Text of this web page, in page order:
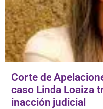
Corte de
caso Linda Loaiza
inacción judicial